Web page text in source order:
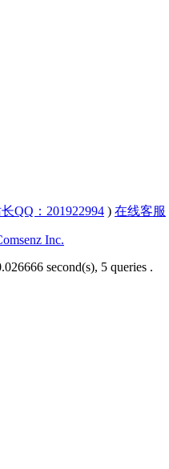
QQ：201922994 ) 在线客服
Inc.
second(s), 5 queries .